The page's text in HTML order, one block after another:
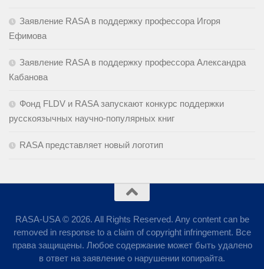
Заявление RASA в поддержку профессора Игоря
Ефимова
Заявление RASA в поддержку профессора Александра
Кабанова
Фонд FLDV и RASA запускают конкурс поддержки
русскоязычных научно-популярных книг
RASA представляет новый логотип
RASA-USA © 2026. All Rights Reserved. Any content can be
removed in response to a claim of copyright infringement. Все
права защищены. Любое содержание может быть удалено
в ответ на заявление о нарушении копирайта.